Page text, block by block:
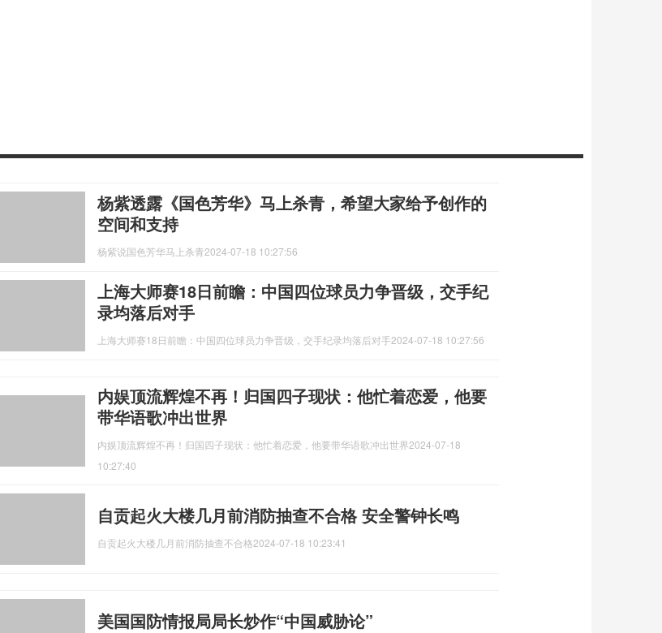
杨紫透露《国色芳华》马上杀青，希望大家给予创作的
空间和支持
杨紫说国色芳华马上杀青2024-07-18 10:27:56
上海大师赛18日前瞻：中国四位球员力争晋级，交手纪
录均落后对手
上海大师赛18日前瞻：中国四位球员力争晋级，交手纪录均落后对手2024-07-18 10:27:56
内娱顶流辉煌不再！归国四子现状：他忙着恋爱，他要
带华语歌冲出世界
内娱顶流辉煌不再！归国四子现状：他忙着恋爱，他要带华语歌冲出世界2024-07-18
10:27:40
自贡起火大楼几月前消防抽查不合格 安全警钟长鸣
自贡起火大楼几月前消防抽查不合格2024-07-18 10:23:41
美国国防情报局局长炒作“中国威胁论”